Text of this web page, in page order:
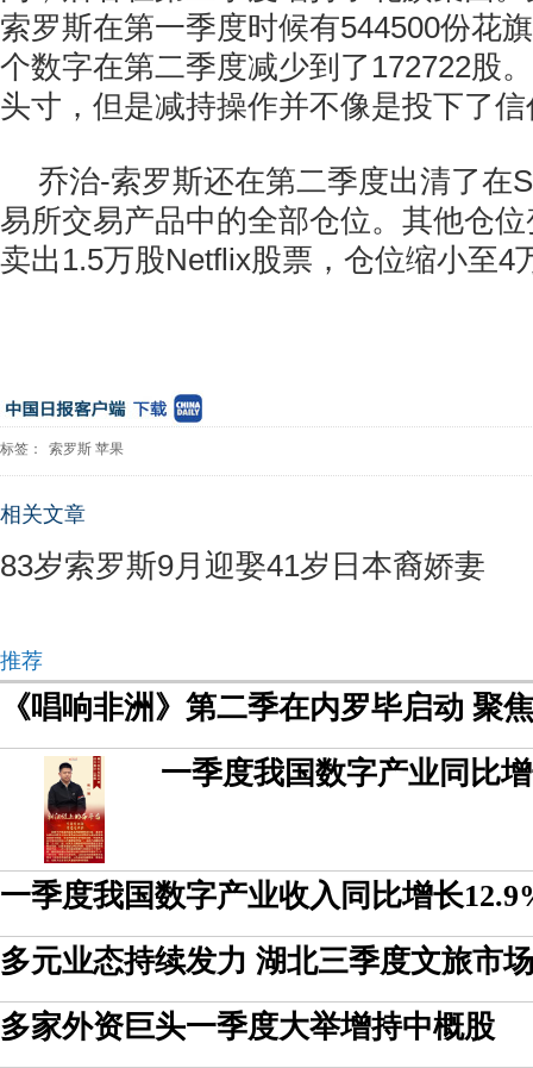
索罗斯在第一季度时候有544500份花
个数字在第二季度减少到了172722股
头寸，但是减持操作并不像是投下了
乔治-索罗斯还在第二季度出清了在
易所交易产品中的全部仓位。其他仓
卖出1.5万股Netflix股票，仓位缩小至4
标签： 索罗斯 苹果
相关文章
83岁索罗斯9月迎娶41岁日本裔娇妻
推荐
《唱响非洲》第二季在内罗毕启动 聚
一季度我国数字产业同比
一季度我国数字产业收入同比增长
多元业态持续发力 湖北三季度文旅市
多家外资巨头一季度大举增持中概股